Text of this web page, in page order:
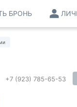
БРОНЬ
+7 (923) 785-65-53